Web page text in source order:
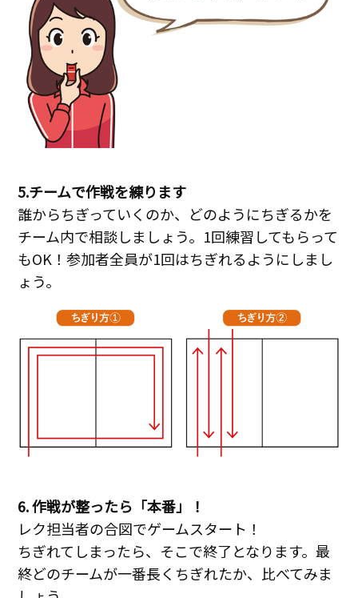
5.チームで作戦を練ります
誰からちぎっていくのか、どのようにちぎるかを
チーム内で相談しましょう。1回練習してもらって
もOK！参加者全員が1回はちぎれるようにしまし
ょう。
6. 作戦が整ったら「本番」！
レク担当者の合図でゲームスタート！
ちぎれてしまったら、そこで終了となります。最
終どのチームが一番長くちぎれたか、比べてみま